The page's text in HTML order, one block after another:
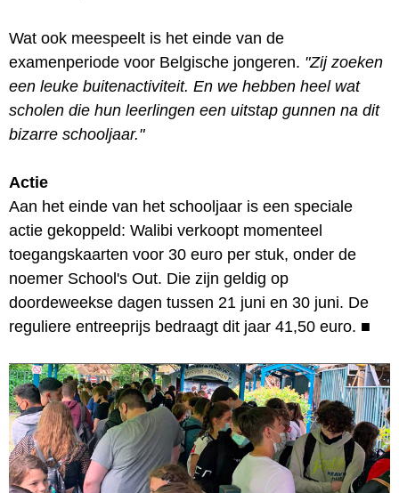
Wat ook meespeelt is het einde van de
examenperiode voor Belgische jongeren. "Zij zoeken
een leuke buitenactiviteit. En we hebben heel wat
scholen die hun leerlingen een uitstap gunnen na dit
bizarre schooljaar."
Actie
Aan het einde van het schooljaar is een speciale
actie gekoppeld: Walibi verkoopt momenteel
toegangskaarten voor 30 euro per stuk, onder de
noemer School's Out. Die zijn geldig op
doordeweekse dagen tussen 21 juni en 30 juni. De
reguliere entreeprijs bedraagt dit jaar 41,50 euro. ■